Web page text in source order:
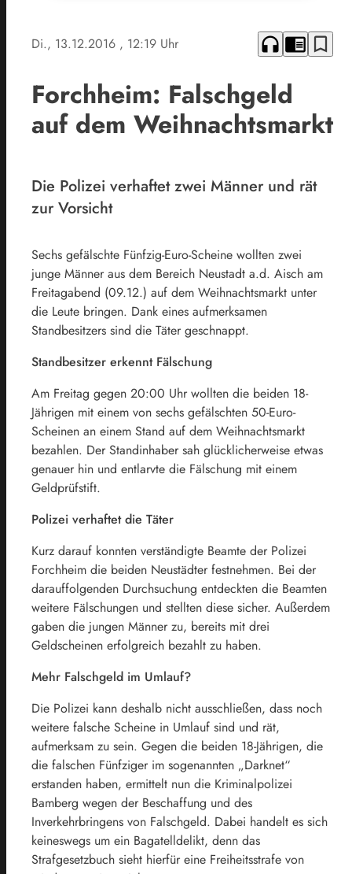
Di., 13.12.2016 , 12:19 Uhr headphones chrome_reader_mode bookmark_border
Forchheim: Falschgeld
auf dem Weihnachtsmarkt
Die Polizei verhaftet zwei Männer und rät
zur Vorsicht
Sechs gefälschte Fünfzig-Euro-Scheine wollten zwei
junge Männer aus dem Bereich Neustadt a.d. Aisch am
Freitagabend (09.12.) auf dem Weihnachtsmarkt unter
die Leute bringen. Dank eines aufmerksamen
Standbesitzers sind die Täter geschnappt.
Standbesitzer erkennt Fälschung
Am Freitag gegen 20:00 Uhr wollten die beiden 18-
Jährigen mit einem von sechs gefälschten 50-Euro-
Scheinen an einem Stand auf dem Weihnachtsmarkt
bezahlen. Der Standinhaber sah glücklicherweise etwas
genauer hin und entlarvte die Fälschung mit einem
Geldprüfstift.
Polizei verhaftet die Täter
Kurz darauf konnten verständigte Beamte der Polizei
Forchheim die beiden Neustädter festnehmen. Bei der
darauffolgenden Durchsuchung entdeckten die Beamten
weitere Fälschungen und stellten diese sicher. Außerdem
gaben die jungen Männer zu, bereits mit drei
Geldscheinen erfolgreich bezahlt zu haben.
Mehr Falschgeld im Umlauf?
Die Polizei kann deshalb nicht ausschließen, dass noch
weitere falsche Scheine in Umlauf sind und rät,
aufmerksam zu sein. Gegen die beiden 18-Jährigen, die
die falschen Fünfziger im sogenannten „Darknet“
erstanden haben, ermittelt nun die Kriminalpolizei
Bamberg wegen der Beschaffung und des
Inverkehrbringens von Falschgeld. Dabei handelt es sich
keineswegs um ein Bagatelldelikt, denn das
Strafgesetzbuch sieht hierfür eine Freiheitsstrafe von